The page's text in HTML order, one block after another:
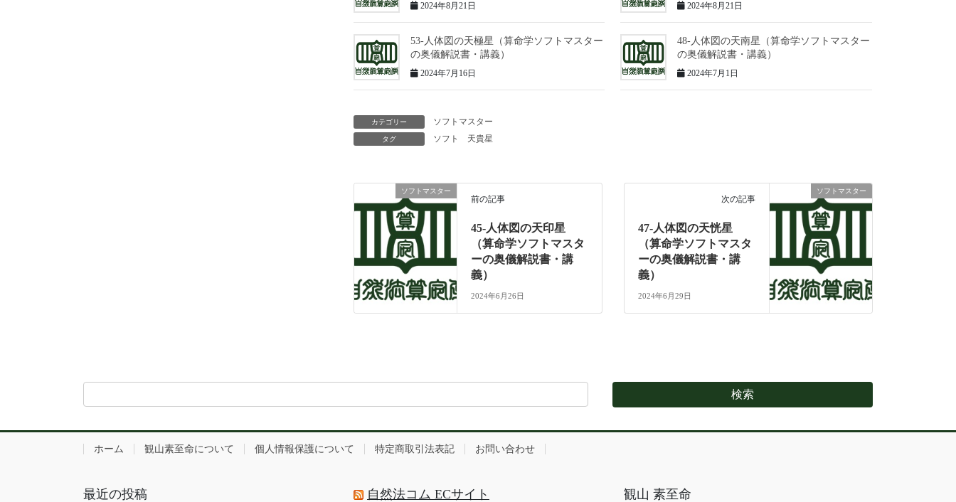
2024年8月21日 2024年8月21日
53-人体図の天極星（算命学ソフトマスター
の奥儀解説書・講義）
2024年7月16日
48-人体図の天南星（算命学ソフトマスター
の奥儀解説書・講義）
2024年7月1日
カテゴリー ソフトマスター
タグ ソフト 天貴星
ソフトマスター
前の記事
45-人体図の天印星
（算命学ソフトマスタ
ーの奥儀解説書・講
義）
2024年6月26日
ソフトマスター
次の記事
47-人体図の天恍星
（算命学ソフトマスタ
ーの奥儀解説書・講
義）
2024年6月29日
ホーム 観山素至命について 個人情報保護について 特定商取引法表記 お問い合わせ
最近の投稿 自然法コム ECサイト 観山 素至命